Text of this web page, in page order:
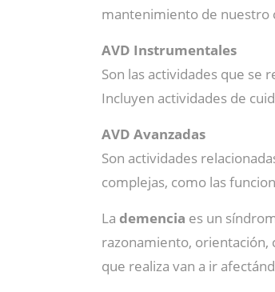
mantenimiento de nuestro
AVD Instrumentales
Son las actividades que se
Incluyen actividades de
AVD Avanzadas
Son actividades
complejas, como las
La demencia es un
razonamiento, orientación,
que realiza van a ir